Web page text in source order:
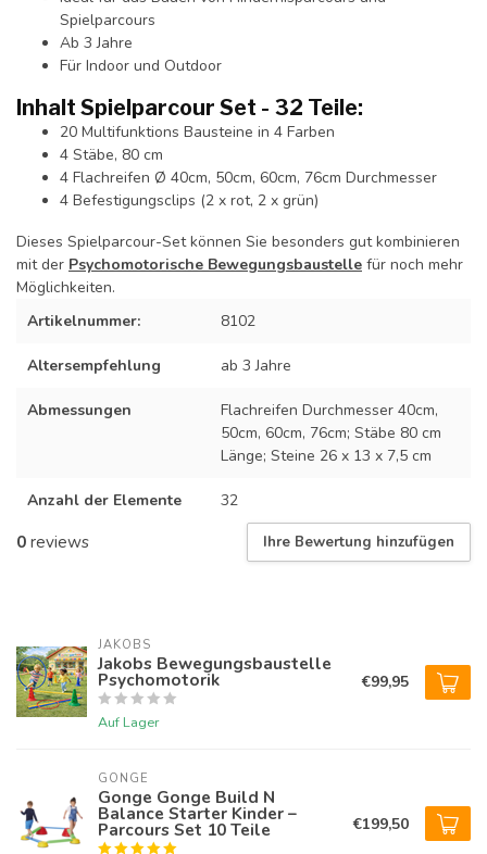
Spielparcours
Ab 3 Jahre
Für Indoor und Outdoor
Inhalt Spielparcour Set - 32 Teile:
20 Multifunktions Bausteine in 4 Farben
4 Stäbe, 80 cm
4 Flachreifen Ø 40cm, 50cm, 60cm, 76cm Durchmesser
4 Befestigungsclips (2 x rot, 2 x grün)
Dieses Spielparcour-Set können Sie besonders gut kombinieren
mit der Psychomotorische Bewegungsbaustelle für noch mehr
Möglichkeiten.
Artikelnummer:
8102
Altersempfehlung ab 3 Jahre
Abmessungen
Flachreifen Durchmesser 40cm,
50cm, 60cm, 76cm; Stäbe 80 cm
Länge; Steine 26 x 13 x 7,5 cm
Anzahl der Elemente 32
0reviews Ihre Bewertung hinzufügen
JAKOBS
Jakobs Bewegungsbaustelle
Psychomotorik
Auf Lager
€99,95
GONGE
Gonge Gonge Build N
Balance Starter Kinder –
Parcours Set 10 Teile €199,50